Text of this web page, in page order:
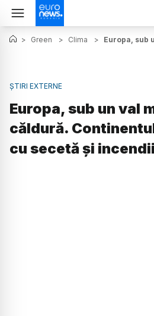
> Green > Clima > Europa, sub
ȘTIRI EXTERNE
Europa, sub un val
căldură.
cu secetă și